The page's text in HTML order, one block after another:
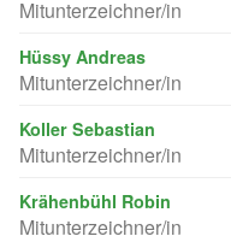
Mitunterzeichner/in
Hüssy Andreas
Mitunterzeichner/in
Koller Sebastian
Mitunterzeichner/in
Krähenbühl Robin
Mitunterzeichner/in